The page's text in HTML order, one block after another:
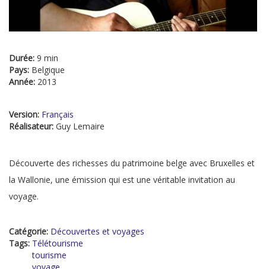
Durée: 9 min
Pays: Belgique
Année: 2013
Version: Français
Réalisateur: Guy Lemaire
Découverte des richesses du patrimoine belge avec Bruxelles et
la Wallonie, une émission qui est une véritable invitation au
voyage.
Catégorie: Découvertes et voyages
Tags: Télétourisme
tourisme